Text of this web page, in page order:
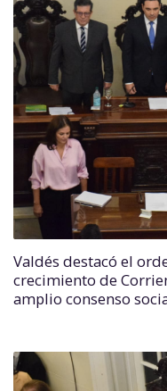
Valdés destacó el
crecimiento de
amplio consenso